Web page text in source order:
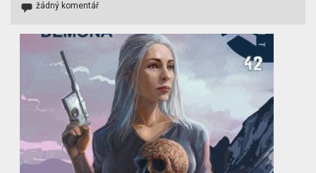
žádný komentář